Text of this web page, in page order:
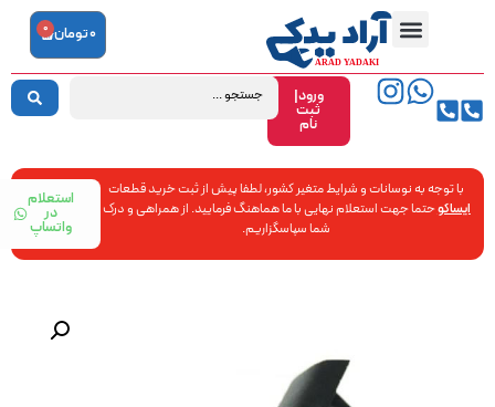
ورود|
ثبت
نام
0تومان 0
با توجه به نوسانات و شرایط متغیر کشور، لطفا پیش از ثبت خرید قطعات
ایساکوحتما جهت استعلام نهایی با ما هماهنگ فرمایید. از همراهی و درک
شما سپاسگزاریم.
استعلام
در
واتساپ